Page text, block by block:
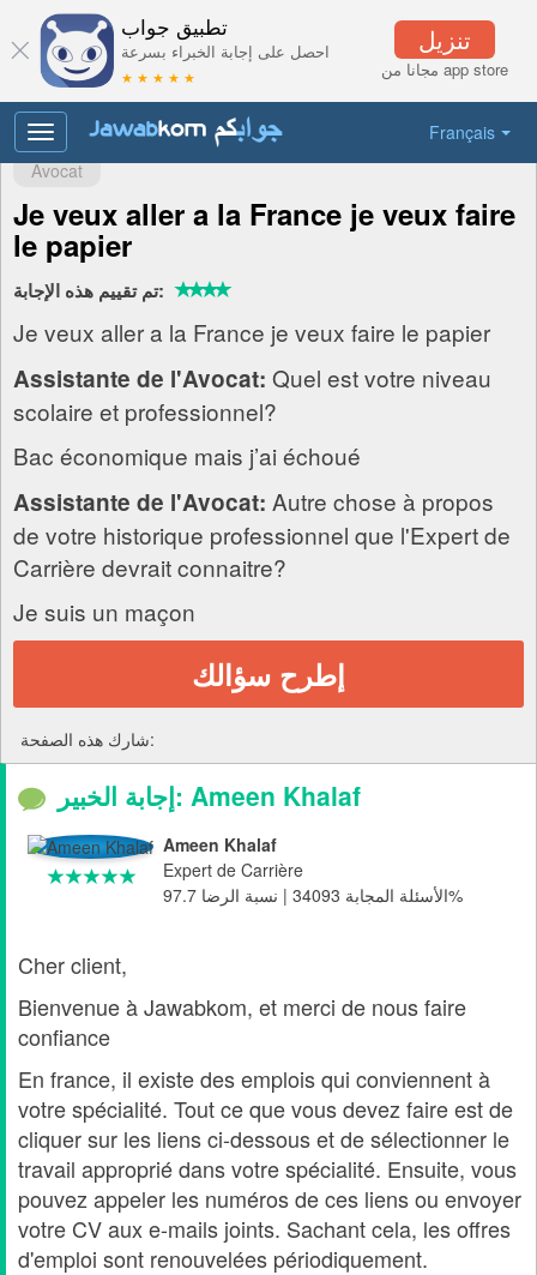
تنزيل
مجانا من app store
تطبيق جواب
احصل على إجابة الخبراء بسرعة
★ ★ ★ ★ ★
Français
Toggle
navigation
Avocat
Je veux aller a la France je veux faire
le papier
تم تقييم هذه الإجابة:
Je veux aller a la France je veux faire le papier
Assistante de l'Avocat: Quel est votre niveau
scolaire et professionnel?
Bac économique mais j’ai échoué
Assistante de l'Avocat: Autre chose à propos
de votre historique professionnel que l'Expert de
Carrière devrait connaitre?
Je suis un maçon
إطرح سؤالك
شارك هذه الصفحة:
إجابة الخبير: Ameen Khalaf
Ameen Khalaf
Expert de Carrière
الأسئلة المجابة 34093 | نسبة الرضا 97.7%
Cher client,
Bienvenue à Jawabkom, et merci de nous faire
confiance
En france, il existe des emplois qui conviennent à
votre spécialité. Tout ce que vous devez faire est de
cliquer sur les liens ci-dessous et de sélectionner le
travail approprié dans votre spécialité. Ensuite, vous
pouvez appeler les numéros de ces liens ou envoyer
votre CV aux e-mails joints. Sachant cela, les offres
d'emploi sont renouvelées périodiquement.